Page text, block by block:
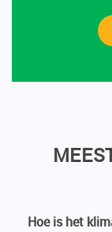
Hoe is het